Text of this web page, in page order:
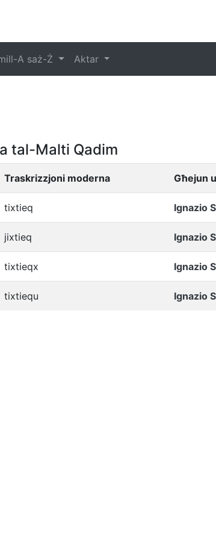
A saż-Ż Aktar
tal-Malti Qadim
Traskrizzjoni moderna Għejun
tixtieq Ignazio
jixtieq Ignazio
tixtieqx Ignazio
tixtiequ Ignazio